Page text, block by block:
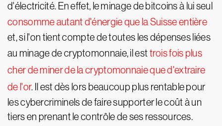
d'électricité. En effet, le minage de bitcoins à lui seul
consomme autant d'énergie que la Suisse entière
et, si l'on tient compte de toutes les dépenses liées
au minage de cryptomonnaie, il est trois fois plus
cher de miner de la cryptomonnaie que d'extraire
de l'or. Il est dès lors beaucoup plus rentable pour
les cybercriminels de faire supporter le coût à un
tiers en prenant le contrôle de ses ressources.